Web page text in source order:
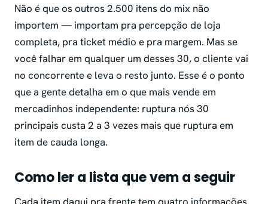
Não é que os outros 2.500 itens do mix não
importem — importam pra percepção de loja
completa, pra ticket médio e pra margem. Mas se
você falhar em qualquer um desses 30, o cliente vai
no concorrente e leva o resto junto. Esse é o ponto
que a gente detalha em o que mais vende em
mercadinhos independente: ruptura nós 30
principais custa 2 a 3 vezes mais que ruptura em
item de cauda longa.
Como ler a lista que vem a seguir